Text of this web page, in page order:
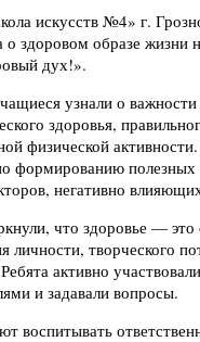
искусств №4» г.
о здоровом образе жизни
дух!».
узнали о
здоровья,
физической
формированию
негативно
что здоровье — это
личности, творческого
активно
и задавали вопросы.
воспитывать